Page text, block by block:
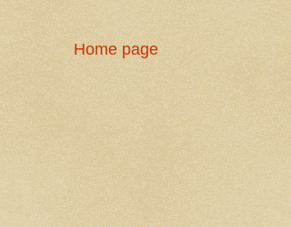
Home page